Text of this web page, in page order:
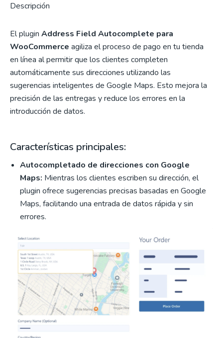
Descripción
El plugin Address Field Autocomplete para
WooCommerce agiliza el proceso de pago en tu tienda
en línea al permitir que los clientes completen
automáticamente sus direcciones utilizando las
sugerencias inteligentes de Google Maps. Esto mejora la
precisión de las entregas y reduce los errores en la
introducción de datos.
Características principales:
Autocompletado de direcciones con Google
Maps: Mientras los clientes escriben su dirección, el
plugin ofrece sugerencias precisas basadas en Google
Maps, facilitando una entrada de datos rápida y sin
errores.